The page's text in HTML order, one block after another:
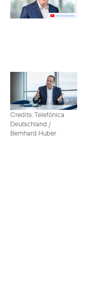
Credits: Telefónica
Deutschland /
Bernhard Huber